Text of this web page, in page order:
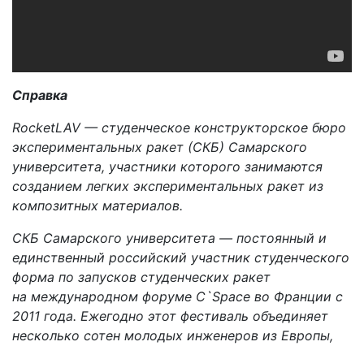
Справка
RocketLAV — студенческое конструкторское бюро
экспериментальных ракет (СКБ) Самарского
университета, участники которого занимаются
созданием легких экспериментальных ракет из
композитных материалов.
СКБ Самарского университета — постоянный и
единственный российский участник студенческого
форма по запусков студенческих ракет
на международном форуме C`Space во Франции с
2011 года. Ежегодно этот фестиваль объединяет
несколько сотен молодых инженеров из Европы,